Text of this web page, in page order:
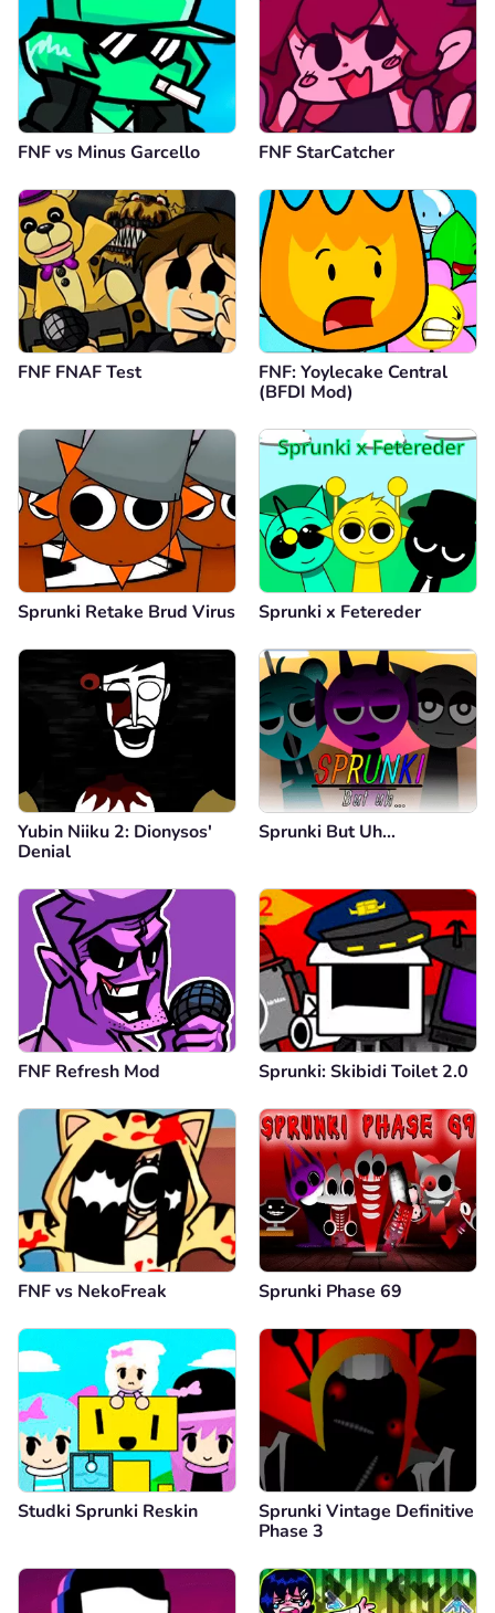
FNF vs Minus Garcello FNF StarCatcher
FNF FNAF Test
FNF: Yoylecake Central
(BFDI Mod)
Sprunki Retake Brud Virus Sprunki x Fetereder
Yubin Niiku 2: Dionysos'
Denial
Sprunki But Uh…
FNF Refresh Mod Sprunki: Skibidi Toilet 2.0
FNF vs NekoFreak Sprunki Phase 69
Studki Sprunki Reskin
Sprunki Vintage Definitive
Phase 3